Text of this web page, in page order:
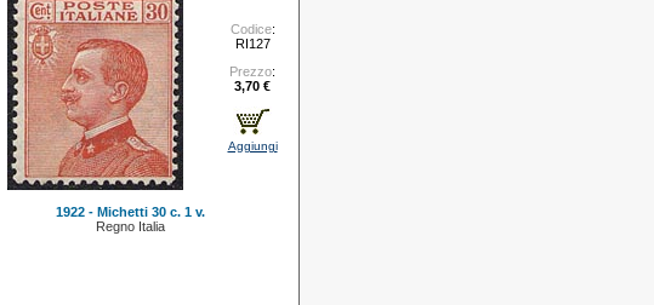
Codice:
RI127
Prezzo:
3,70 €
Aggiungi
1922 - Michetti 30 c. 1 v.
Regno Italia